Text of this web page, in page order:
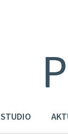
STUDIO